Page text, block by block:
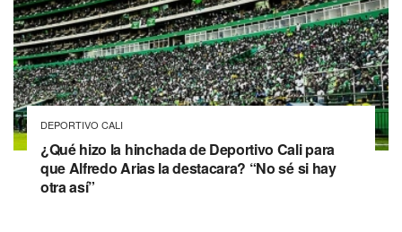
DEPORTIVO CALI
¿Qué hizo la hinchada de Deportivo Cali para
que Alfredo Arias la destacara? “No sé si hay
otra así”